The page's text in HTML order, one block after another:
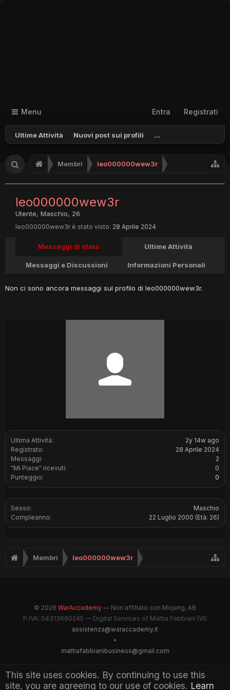
Menu
Ultime Attività Nuovi post sui profili ...
Entra Registrati
Membri leo000000wew3r
This site uses cookies. By continuing to use this
site, you are agreeing to our use of cookies. Learn
Ultima Attività:
2y 14w ago
Registrato:
28 Aprile 2024
Messaggi:
2
"Mi Piace" ricevuti:
0
Punteggio:
0
Sesso:
Maschio
Compleanno:
22 Luglio 2000 (Età: 26)
leo000000wew3r
Utente, Maschio, 26
leo000000wew3r è stato visto: 28 Aprile 2024
Messaggi di stato Ultime Attività
Messaggi e Discussioni Informazioni Personali
Non ci sono ancora messaggi sul profilo di leo000000wew3r.
Membri leo000000wew3r
© 2026 WarAccademy — Non affiliato con Mojang, AB
P.IVA: 04313660245 — Digital Services of Mattia Fabbiani (VI)
assistenza@waraccademy.it
•
mattiafabbianibusiness@gmail.com
@GhostFabbyz
Maintained by WarAccademy Administrators